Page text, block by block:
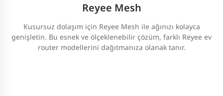
Reyee Mesh
Kusursuz dolaşım için Reyee Mesh ile ağınızı kolayca
genişletin. Bu esnek ve ölçeklenebilir çözüm, farklı Reyee ev
router modellerini dağıtmanıza olanak tanır.